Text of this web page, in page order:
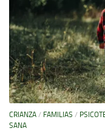
CRIANZA / FAMILIAS /
SANA